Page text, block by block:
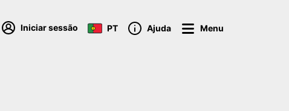
Iniciar sessão PT Ajuda Menu